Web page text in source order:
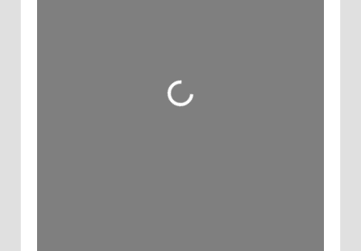
Wird geladen …